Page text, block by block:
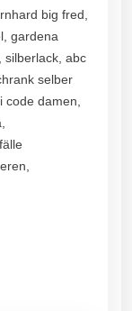
big fred,
gardena
silberlack, abc
selber
code damen,